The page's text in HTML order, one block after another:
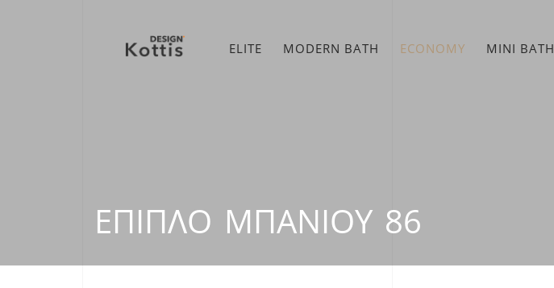
ELITE MODERN BATH ECONOMY MINI BATH
ΈΠΙΠΛΟ ΜΠΆΝΙΟΥ 86